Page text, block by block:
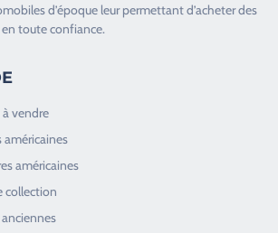
d’époque leur permettant d’acheter des
toute confiance.
vendre
américaines
collection